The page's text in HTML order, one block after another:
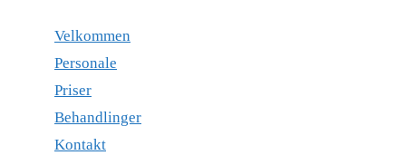
Velkommen
Personale
Priser
Behandlinger
Kontakt